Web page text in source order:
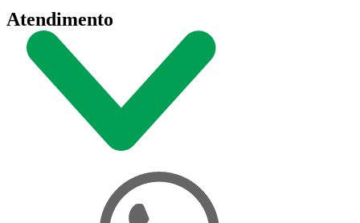
Atendimento